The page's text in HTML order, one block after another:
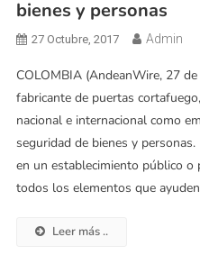
bienes y personas
27 Octubre, 2017 Admin
COLOMBIA (AndeanWire, 27
fabricante de puertas
nacional e internacional como
seguridad de bienes y
en un establecimiento público o
todos los elementos que
Leer más ..